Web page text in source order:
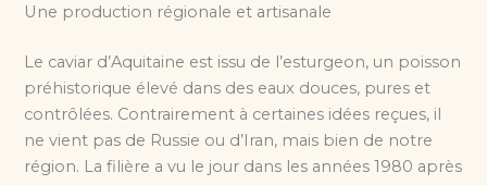
Une production régionale et artisanale
Le caviar d’Aquitaine est issu de l’esturgeon, un poisson
préhistorique élevé dans des eaux douces, pures et
contrôlées. Contrairement à certaines idées reçues, il
ne vient pas de Russie ou d’Iran, mais bien de notre
région. La filière a vu le jour dans les années 1980 après